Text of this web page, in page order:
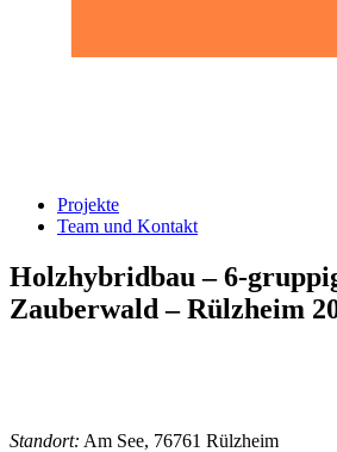
Projekte
Team und Kontakt
Holzhybridbau – 6-
Zauberwald – Rülzheim
Standort: Am See, 76761 Rülzheim